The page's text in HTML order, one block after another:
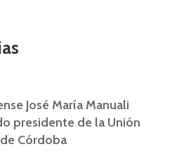
José María Manuali
presidente de la Unión
Córdoba